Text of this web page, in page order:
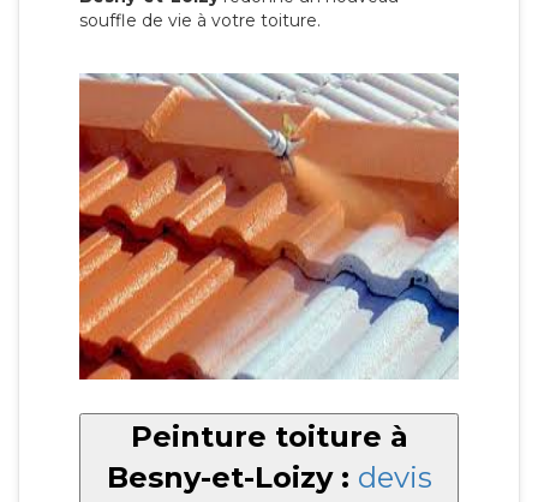
souffle de vie à votre toiture.
Peinture toiture à
Besny-et-Loizy : devis